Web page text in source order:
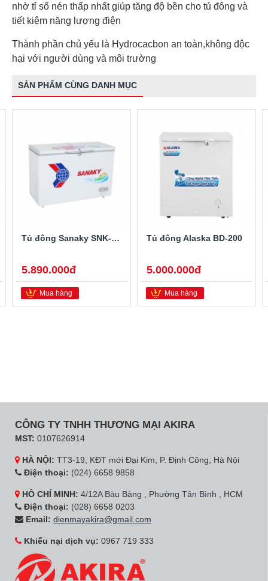
nhờ tỉ số nén thấp nhất giúp tăng độ bền cho tủ đông và
tiết kiệm năng lượng điện
Thành phần chủ yếu là Hydrocacbon an toàn,không độc
hại với người dùng và môi trường
SẢN PHẨM CÙNG DANH MỤC
Tủ đông Sanaky SNK-2900A
5.890.000đ
Mua hàng
Tủ đông Alaska BD-200
5.000.000đ
Mua hàng
CÔNG TY TNHH THƯƠNG MẠI AKIRA
MST: 0107626914
HÀ NỘI: TT3-19, KĐT mới Đại Kim, P. Định Công, Hà Nội
Điện thoại: (024) 6658 9858
HỒ CHÍ MINH: 4/12A Bàu Bàng , Phường Tân Bình , HCM
Điện thoại: (028) 6658 0203
Email: dienmayakira@gmail.com
Khiếu nại dịch vụ: 0967 719 333